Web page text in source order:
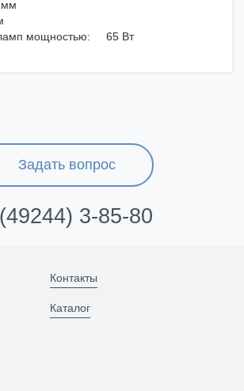
мощностью: 65 Вт
Задать вопрос
3-85-80
Контакты
Каталог